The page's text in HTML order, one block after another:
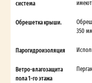
система
Обрешетка крыши.
350
Парогидроизоляция
Ветро-влагозащита
пола 1-го этажа